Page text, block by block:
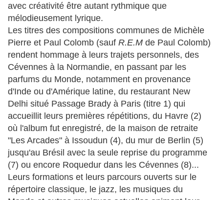
avec créativité être autant rythmique que
mélodieusement lyrique.
Les titres des compositions communes de Michèle
Pierre et Paul Colomb (sauf R.E.M de Paul Colomb)
rendent hommage à leurs trajets personnels, des
Cévennes à la Normandie, en passant par les
parfums du Monde, notamment en provenance
d'Inde ou d'Amérique latine, du restaurant New
Delhi situé Passage Brady à Paris (titre 1) qui
accueillit leurs premières répétitions, du Havre (2)
où l'album fut enregistré, de la maison de retraite
"Les Arcades" à Issoudun (4), du mur de Berlin (5)
jusqu'au Brésil avec la seule reprise du programme
(7) ou encore Roquedur dans les Cévennes (8)...
Leurs formations et leurs parcours ouverts sur le
répertoire classique, le jazz, les musiques du